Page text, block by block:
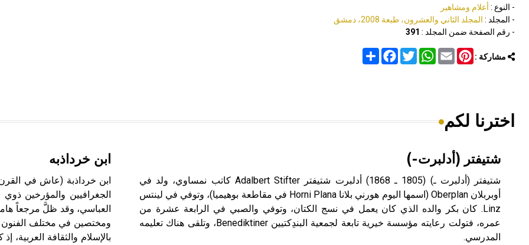
- النوع : أعلام ومشاهير
- المجلد : المجلد الثاني والعشرون، طبعة 2008، دمشق
- رقم الصفحة ضمن المجلد : 391
مشاركة : Share
FacebookTwitter
WhatsAppEmail
Pinterest
اخترنا لكم
شتيفتر (أدلبرت-)
شتيفتر (أدلبرت ـ) (1805 ـ 1868) أدلبرت شتيفتر Adalbert Stifter كاتب نمساوي، ولد في
أوبربلان Oberplan (اسمها اليوم هورني بلانا Horni Plana في مقاطعة بوهيميا)، وتوفي في لينتس
Linz. كان بكر والده الذي كان يعمل في نسج الكتان، وتوفي والصبي في الرابعة عشرة من
عمره، فتولت رعايته مؤسسة خيرية تابعة لجمعية البندِكتيين Benediktiner، وتلقى هناك تعليمه
المدرسي.
ابن خرداذبه
الجغرافيين والمؤرخين ذوي
العباسي، وقد ظلَّ مرجعاً
ومختصين في مختلف الفنون
بالإسلام والثقافة